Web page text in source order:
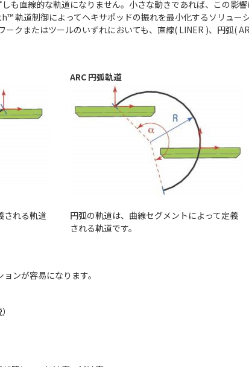
も直線的な軌道になりません。小さな動きであれば、この影
軌道制御によってヘキサポッドの振れを最小化するソリュー
クまたはツールのいずれにおいても、直線( LINER )、円弧(
ARC 円弧軌道
される軌道
円弧の軌道は、曲線セグメントによって定義
される軌道です。
ンが容易になります。